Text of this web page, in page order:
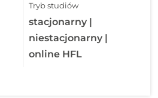
Tryb studiów
stacjonarny |
niestacjonarny |
online HFL